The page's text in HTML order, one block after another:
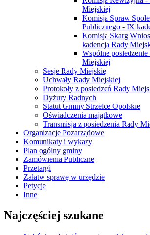
Miejskiej
Komisja Spraw
Publicznego - IX
Komisja Skarg
kadencja Rady
Wspólne
Miejskiej
Sesje Rady Miejskiej
Uchwały Rady Miejskiej
Protokoły z posiedzeń Rady
Dyżury Radnych
Statut Gminy Strzelce Opolskie
Oświadczenia majątkowe
Transmisja z posiedzenia Rady
Organizacje Pozarządowe
Komunikaty i wykazy
Plan ogólny gminy
Zamówienia Publiczne
Przetargi
Załatw sprawę w urzędzie
Petycje
Inne
Najczęściej szukane